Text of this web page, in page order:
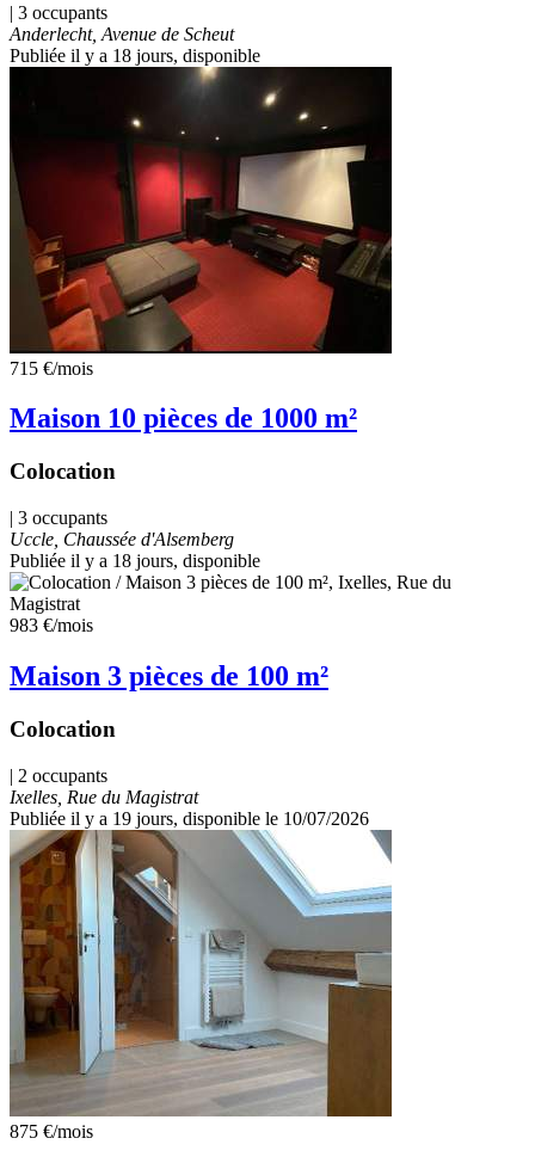
| 3 occupants
Anderlecht, Avenue de Scheut
Publiée il y a 18 jours, disponible
715 €/mois
Maison 10 pièces de 1000 m²
Colocation
| 3 occupants
Uccle, Chaussée d'Alsemberg
Publiée il y a 18 jours, disponible
983 €/mois
Maison 3 pièces de 100 m²
Colocation
| 2 occupants
Ixelles, Rue du Magistrat
Publiée il y a 19 jours, disponible le 10/07/2026
875 €/mois